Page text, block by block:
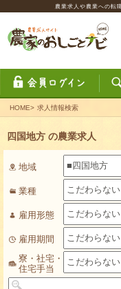
農業求人や農業への転
HOME> 求人情報検索
四国地方 の農業求人
地域
業種
雇用形態
雇用期間
寮・社宅・
住宅手当